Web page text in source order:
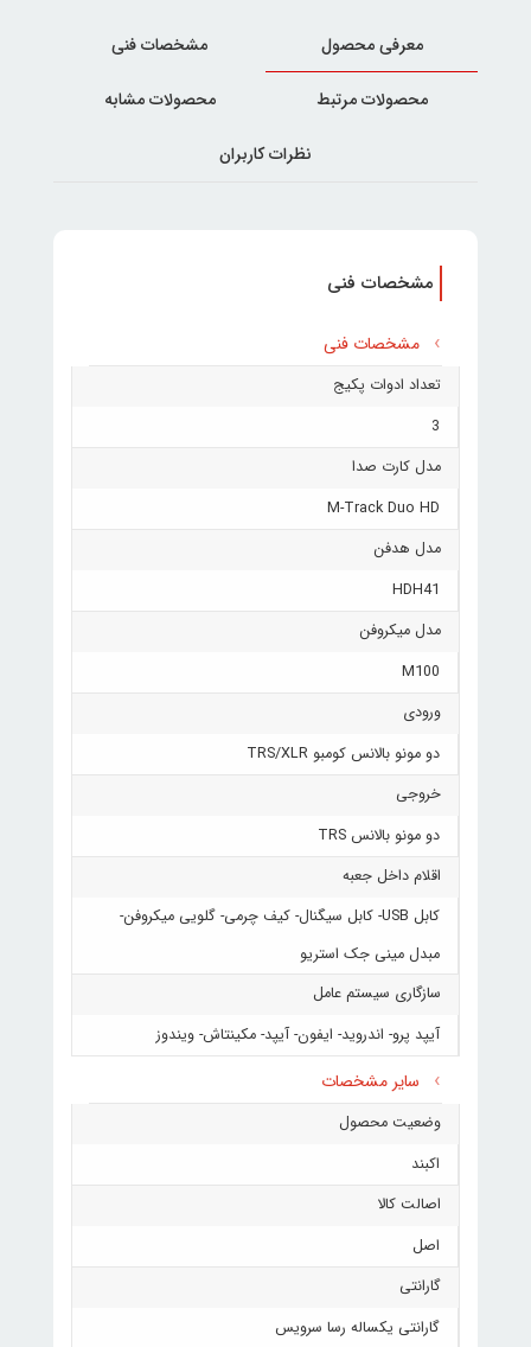
معرفی محصول مشخصات فنی
محصولات مرتبط محصولات مشابه
نظرات کاربران
مشخصات فنی
مشخصات فنی
تعداد ادوات پکیج
3
مدل کارت صدا
M‑Track Duo HD
مدل هدفن
HDH41
مدل میکروفن
M100
ورودی
دو مونو بالانس کومبو TRS/XLR
خروجی
دو مونو بالانس TRS
اقلام داخل جعبه
کابل USB- کابل سیگنال- کیف چرمی- گلویی میکروفن-
مبدل مینی جک استریو
سازگاری سیستم‌ عامل
آیپد پرو- اندروید- ایفون- آیپد- مکینتاش- ویندوز
سایر مشخصات
وضعیت محصول
اکبند
اصالت کالا
اصل
گارانتی
گارانتی یکساله رسا سرویس